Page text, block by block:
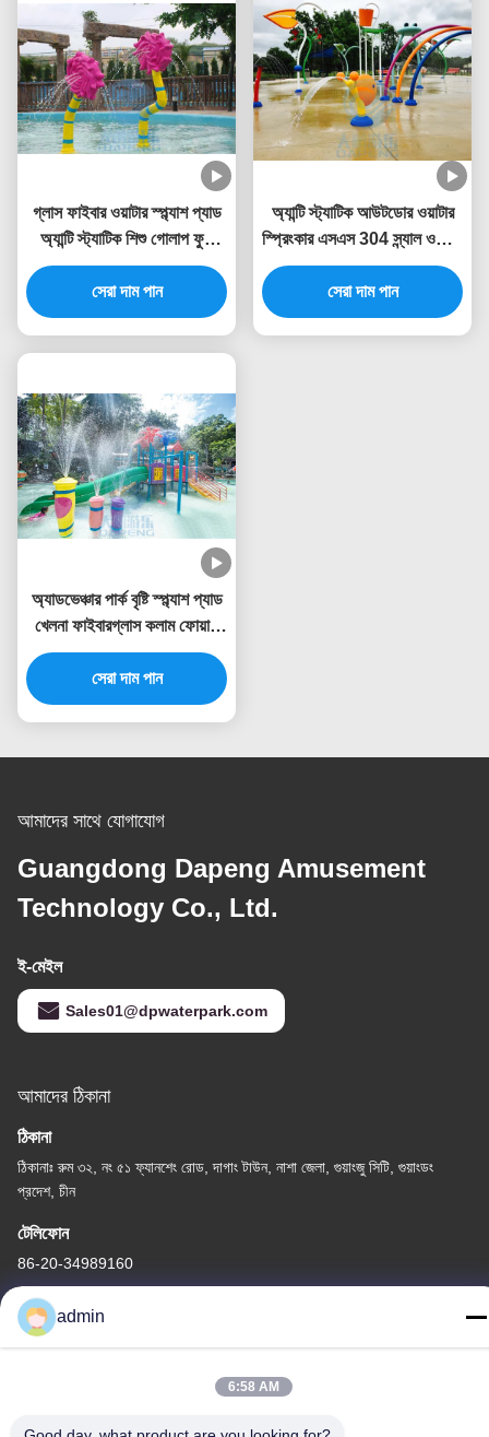
গ্লাস ফাইবার ওয়াটার স্প্ল্যাশ প্যাড
অ্যান্টি স্ট্যাটিক শিশু গোলাপ ফুল
ওয়াটার স্প্রে পার্ক
সেরা দাম পান
অ্যান্টি স্ট্যাটিক আউটডোর ওয়াটার
স্প্রিংকার এসএস 304 স্ন্যাল ওয়াটার
স্প্ল্যাশ খেলার মাঠ
সেরা দাম পান
অ্যাডভেঞ্চার পার্ক বৃষ্টি স্প্ল্যাশ প্যাড
খেলনা ফাইবারগ্লাস কলাম ফোয়ারা
স্প্রে সেট
সেরা দাম পান
আমাদের সাথে যোগাযোগ
Guangdong Dapeng Amusement
Technology Co., Ltd.
ই-মেইল
Sales01@dpwaterpark.com
আমাদের ঠিকানা
ঠিকানা
ঠিকানাঃ রুম ৩২, নং ৫১ ফ্যানশেং রোড, দাগাং টাউন, নাশা জেলা, গুয়াংজু সিটি, গুয়াংডং
প্রদেশ, চীন
টেলিফোন
86-20-34989160
গোপনীয়তা নীতি|সাইট ম্যাপ
চীন ভালো মানের ওয়াটার পার্ক স্লাইড সরবরাহকারী। কপিরাইট © -2026 Guangdong
admin
6:58 AM